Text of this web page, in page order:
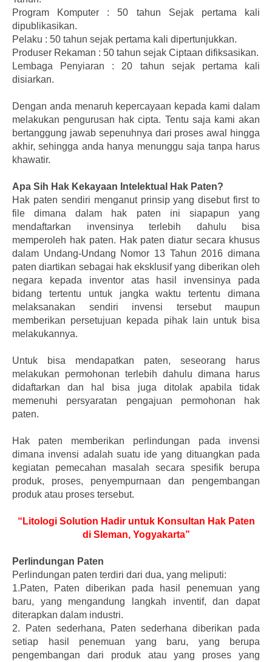
Program Komputer : 50 tahun Sejak pertama kali
dipublikasikan.
Pelaku : 50 tahun sejak pertama kali dipertunjukkan.
Produser Rekaman : 50 tahun sejak Ciptaan difiksasikan.
Lembaga Penyiaran : 20 tahun sejak pertama kali
disiarkan.
Dengan anda menaruh kepercayaan kepada kami dalam
melakukan pengurusan hak cipta. Tentu saja kami akan
bertanggung jawab sepenuhnya dari proses awal hingga
akhir, sehingga anda hanya menunggu saja tanpa harus
khawatir.
Apa Sih Hak Kekayaan Intelektual Hak Paten?
Hak paten sendiri menganut prinsip yang disebut first to
file dimana dalam hak paten ini siapapun yang
mendaftarkan invensinya terlebih dahulu bisa
memperoleh hak paten. Hak paten diatur secara khusus
dalam Undang-Undang Nomor 13 Tahun 2016 dimana
paten diartikan sebagai hak eksklusif yang diberikan oleh
negara kepada inventor atas hasil invensinya pada
bidang tertentu untuk jangka waktu tertentu dimana
melaksanakan sendiri invensi tersebut maupun
memberikan persetujuan kepada pihak lain untuk bisa
melakukannya.
Untuk bisa mendapatkan paten, seseorang harus
melakukan permohonan terlebih dahulu dimana harus
didaftarkan dan hal bisa juga ditolak apabila tidak
memenuhi persyaratan pengajuan permohonan hak
paten.
Hak paten memberikan perlindungan pada invensi
dimana invensi adalah suatu ide yang dituangkan pada
kegiatan pemecahan masalah secara spesifik berupa
produk, proses, penyempurnaan dan pengembangan
produk atau proses tersebut.
“Litologi Solution Hadir untuk Konsultan Hak Paten
di Sleman, Yogyakarta”
Perlindungan Paten
Perlindungan paten terdiri dari dua, yang meliputi:
1.Paten, Paten diberikan pada hasil penemuan yang
baru, yang mengandung langkah inventif, dan dapat
diterapkan dalam industri.
2. Paten sederhana, Paten sederhana diberikan pada
setiap hasil penemuan yang baru, yang berupa
pengembangan dari produk atau yang proses yang